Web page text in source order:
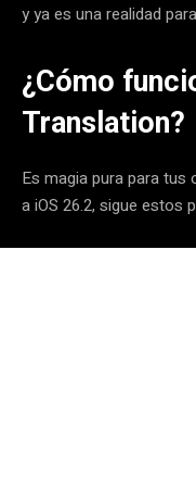
y ya es una realidad
¿Cómo
Translation?
Es magia pura para tus
a iOS 26.2, sigue estos